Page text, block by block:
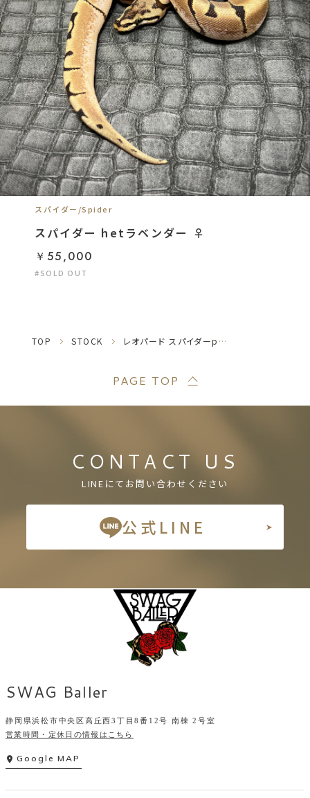
スパイダー/Spider
スパイダー hetラベンダー ♀
￥55,000
#SOLD OUT
TOP STOCK レオパード スパイダーpossファイアhetクラウン ♀
CONTACT US
LINEにてお問い合わせください
公式LINE
SWAG Baller
静岡県浜松市中央区高丘西3丁目8番12号 南棟 2号室
営業時間・定休日の情報はこちら
Google MAP
PAGE TOP